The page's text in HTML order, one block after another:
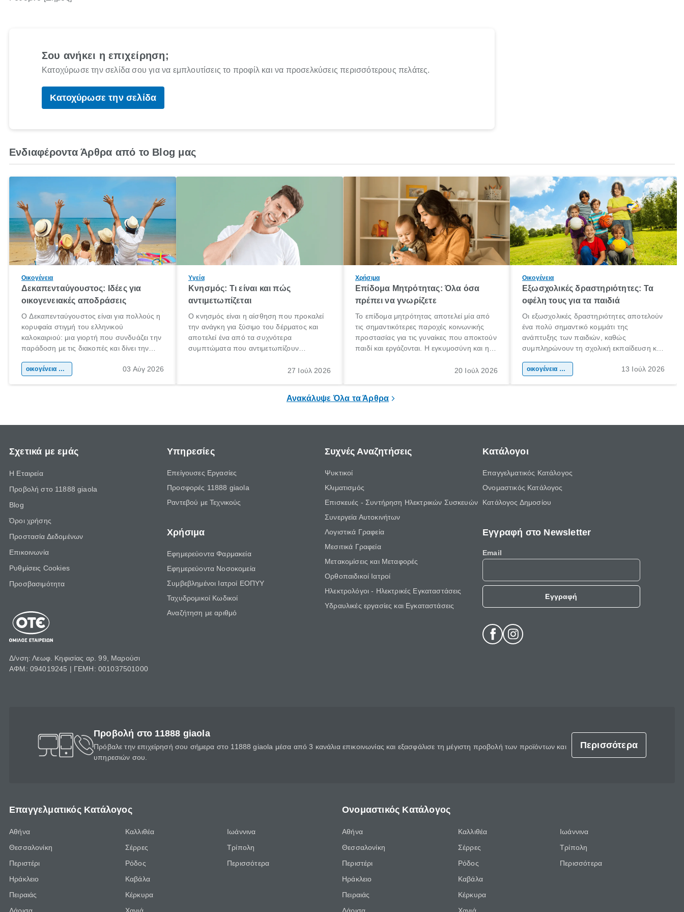
Σου ανήκει η επιχείρηση;
Κατοχύρωσε την σελίδα σου για να εμπλουτίσεις το προφίλ και να προσελκύσεις περισσότερους πελάτες.
Κατοχύρωσε την σελίδα
Ενδιαφέροντα Άρθρα από το Blog μας
Οικογένεια
Δεκαπενταύγουστος: Ιδέες για
οικογενειακές αποδράσεις
Ο Δεκαπενταύγουστος είναι για πολλούς η
κορυφαία στιγμή του ελληνικού
καλοκαιριού: μια γιορτή που συνδυάζει την
παράδοση με τις διακοπές και δίνει την
χώρας. Είτε πρόκειται για λίγες μέρες
οικογένεια & παιδί 03 Αύγ 2026
Υγεία
Κνησμός: Τι είναι και πώς
αντιμετωπίζεται
Ο κνησμός είναι η αίσθηση που προκαλεί
την ανάγκη για ξύσιμο του δέρματος και
αποτελεί ένα από τα συχνότερα
συμπτώματα που αντιμετωπίζουν
πληροφορίες για το «κνησμός τι είναι»,
27 Ιούλ 2026
Χρήσιμα
Επίδομα Μητρότητας: Όλα όσα
πρέπει να γνωρίζετε
Το επίδομα μητρότητας αποτελεί μία από
τις σημαντικότερες παροχές κοινωνικής
προστασίας για τις γυναίκες που αποκτούν
παιδί και εργάζονται. Η εγκυμοσύνη και η
σημαντική περίοδος στη ζωή κάθε20 Ιούλ 2026
Οικογένεια
Εξωσχολικές δραστηριότητες: Τα
οφέλη τους για τα παιδιά
Οι εξωσχολικές δραστηριότητες αποτελούν
ένα πολύ σημαντικό κομμάτι της
ανάπτυξης των παιδιών, καθώς
συμπληρώνουν τη σχολική εκπαίδευση και
της προσωπικότητας, της κοινωνικότητας
οικογένεια & παιδί 13 Ιούλ 2026
Ανακάλυψε Όλα τα Άρθρα
Σχετικά με εμάς
Η Εταιρεία
Προβολή στο 11888 giaola
Blog
Όροι χρήσης
Προστασία Δεδομένων
Επικοινωνία
Ρυθμίσεις Cookies
Προσβασιμότητα
Δ/νση: Λεωφ. Κηφισίας αρ. 99, Μαρούσι
ΑΦΜ: 094019245 | ΓΕΜΗ: 001037501000
Υπηρεσίες
Επείγουσες Εργασίες
Προσφορές 11888 giaola
Ραντεβού με Τεχνικούς
Χρήσιμα
Εφημερεύοντα Φαρμακεία
Εφημερεύοντα Νοσοκομεία
Συμβεβλημένοι Ιατροί ΕΟΠΥΥ
Ταχυδρομικοί Κωδικοί
Αναζήτηση με αριθμό
Συχνές Αναζητήσεις
Ψυκτικοί
Κλιματισμός
Επισκευές - Συντήρηση Ηλεκτρικών Συσκευών
Συνεργεία Αυτοκινήτων
Λογιστικά Γραφεία
Μεσιτικά Γραφεία
Μετακομίσεις και Μεταφορές
Ορθοπαιδικοί Ιατροί
Ηλεκτρολόγοι - Ηλεκτρικές Εγκαταστάσεις
Υδραυλικές εργασίες και Εγκαταστάσεις
Κατάλογοι
Επαγγελματικός Κατάλογος
Ονομαστικός Κατάλογος
Κατάλογος Δημοσίου
Εγγραφή στο Newsletter
Email
Εγγραφή
Προβολή στο 11888 giaola
Πρόβαλε την επιχείρησή σου σήμερα στο 11888 giaola μέσα από 3 κανάλια επικοινωνίας και εξασφάλισε τη μέγιστη προβολή των προϊόντων και
υπηρεσιών σου.
Περισσότερα
Επαγγελματικός Κατάλογος
Αθήνα
Θεσσαλονίκη
Περιστέρι
Ηράκλειο
Πειραιάς
Καλλιθέα
Σέρρες
Ρόδος
Καβάλα
Κέρκυρα
Ιωάννινα
Τρίπολη
Περισσότερα
Ονομαστικός Κατάλογος
Αθήνα
Θεσσαλονίκη
Περιστέρι
Ηράκλειο
Πειραιάς
Καλλιθέα
Σέρρες
Ρόδος
Καβάλα
Κέρκυρα
Ιωάννινα
Τρίπολη
Περισσότερα